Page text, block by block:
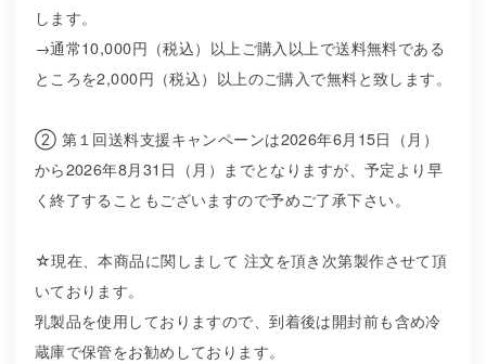
します。
→通常10,000円（税込）以上ご購入以上で送料無料である
ところを2,000円（税込）以上のご購入で無料と致します。
② 第１回送料支援キャンペーンは2026年6月15日（月）
から2026年8月31日（月）までとなりますが、予定より早
く終了することもございますので予めご了承下さい。
☆現在、本商品に関しまして 注文を頂き次第製作させて頂
いております。
乳製品を使用しておりますので、到着後は開封前も含め冷
蔵庫で保管をお勧めしております。